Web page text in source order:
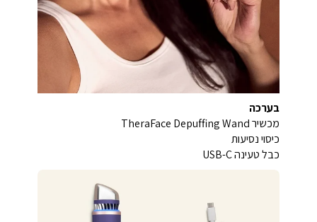
בערכה
מכשיר TheraFace Depuffing Wand
כיסוי נסיעות
כבל טעינה USB-C